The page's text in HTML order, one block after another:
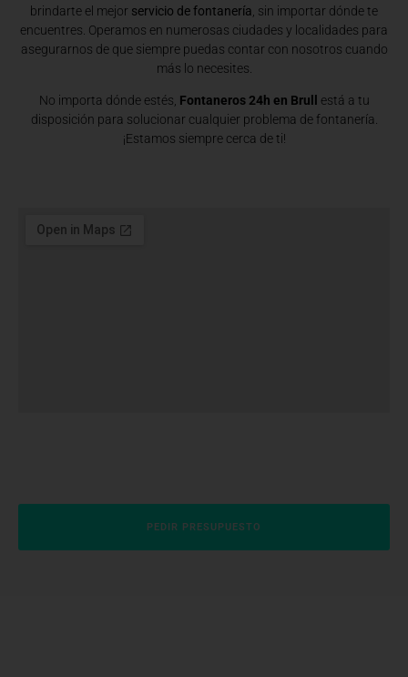
brindarte el mejor servicio de fontanería , sin importar dónde te
encuentres. Operamos en numerosas ciudades y localidades para
asegurarnos de que siempre puedas contar con nosotros cuando
más lo necesites.
No importa dónde estés, Fontaneros 24h en Brull
está a tu
disposición para solucionar cualquier problema de fontanería.
¡Estamos siempre cerca de ti!
PEDIR PRESUPUESTO